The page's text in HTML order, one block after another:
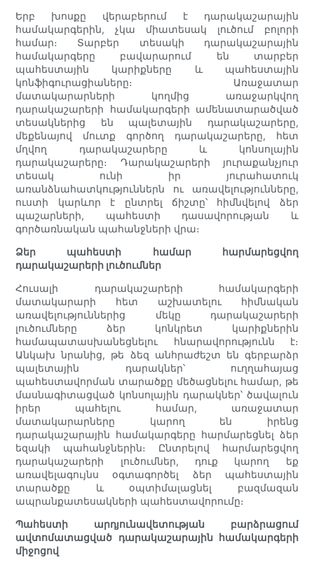
Երբ խոսքը վերաբերում է դարակաշարային
համակարգերին, չկա միատեսակ լուծում բոլորի
համար։ Տարբեր տեսակի դարակաշարային
համակարգերը բավարարում են տարբեր
պահեստային կարիքները և պահեստային
կոնֆիգուրացիաները։ Առաջատար
մատակարարների կողմից առաջարկվող
դարակաշարերի համակարգերի ամենատարածված
տեսակներից են պալետային դարակաշարերը,
մեքենայով մուտք գործող դարակաշարերը, հետ
մղվող դարակաշարերը և կոնսոլային
դարակաշարերը։ Դարակաշարերի յուրաքանչյուր
տեսակ ունի իր յուրահատուկ
առանձնահատկություններն ու առավելությունները,
ուստի կարևոր է ընտրել ճիշտը՝ հիմնվելով ձեր
պաշարների, պահեստի դասավորության և
գործառնական պահանջների վրա։
Ձեր պահեստի համար հարմարեցվող
դարակաշարերի լուծումներ
Հուսալի դարակաշարերի համակարգերի
մատակարարի հետ աշխատելու հիմնական
առավելություններից մեկը դարակաշարերի
լուծումները ձեր կոնկրետ կարիքներին
համապատասխանեցնելու հնարավորությունն է։
Անկախ նրանից, թե ձեզ անհրաժեշտ են գերբարձր
պալետային դարակներ՝ ուղղահայաց
պահեստավորման տարածքը մեծացնելու համար, թե
մասնագիտացված կոնսոլային դարակներ՝ ծավալուն
իրեր պահելու համար, առաջատար
մատակարարները կարող են իրենց
դարակաշարային համակարգերը հարմարեցնել ձեր
եզակի պահանջներին։ Ընտրելով հարմարեցվող
դարակաշարերի լուծումներ, դուք կարող եք
առավելագույնս օգտագործել ձեր պահեստային
տարածքը և օպտիմալացնել բազմազան
ապրանքատեսակների պահեստավորումը։
Պահեստի արդյունավետության բարձրացում
ավտոմատացված դարակաշարային համակարգերի
միջոցով